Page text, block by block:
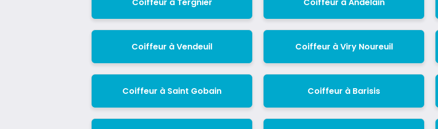
Coiffeur à Tergnier Coiffeur à Andelain
Coiffeur à Vendeuil Coiffeur à Viry Noureuil
Coiffeur à Saint Gobain Coiffeur à Barisis